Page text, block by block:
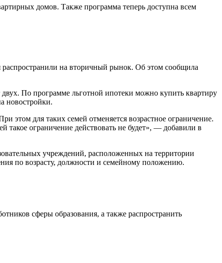
домов. Также программа теперь доступна всем
на вторичный рынок. Об этом сообщила
двух. По программе льготной ипотеки можно купить квартиру
новостройки.
этом для таких семей отменяется возрастное ограничение.
такое ограничение действовать не будет», — добавили в
учреждений, расположенных на территории
по возрасту, должности и семейному положению.
сферы образования, а также распространить